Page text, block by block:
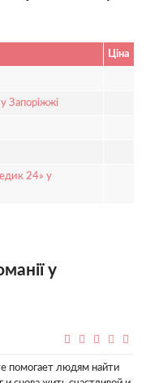
Ціна
Запоріжжі
24» у
у
помогает людям найти